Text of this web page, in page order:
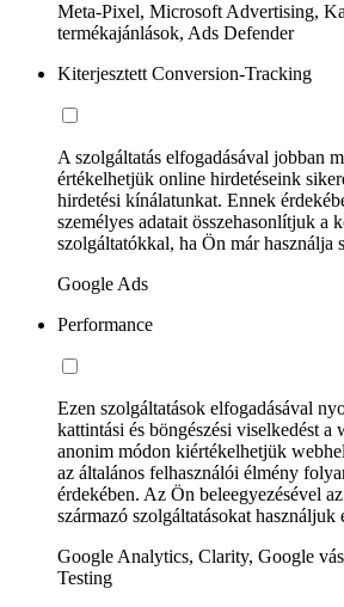
Meta-Pixel, Microsoft Advertising,
termékajánlások, Ads Defender
Kiterjesztett Conversion-Tracking
A szolgáltatás elfogadásával jobban
értékelhetjük online hirdetéseink
hirdetési kínálatunkat. Ennek
személyes adatait összehasonlítjuk a
szolgáltatókkal, ha Ön már használja
Google Ads
Performance
Ezen szolgáltatások elfogadásával
kattintási és böngészési viselkedést
anonim módon kiértékelhetjük
az általános felhasználói élmény
érdekében. Az Ön beleegyezésével
származó szolgáltatásokat használjuk
Google Analytics, Clarity, Google
Testing